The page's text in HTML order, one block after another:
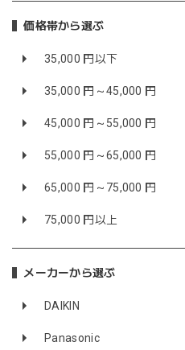
価格帯から選ぶ
35,000 円以下
35,000 円～45,000 円
45,000 円～55,000 円
55,000 円～65,000 円
65,000 円～75,000 円
75,000 円以上
メーカーから選ぶ
DAIKIN
Panasonic